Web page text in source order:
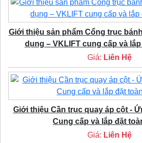
Giới thiệu sản phẩm Cổng trục
dụng – VKLIFT cung cấp và
Giá: Liên Hệ
Giới thiệu Cần trục quay áp cột -
Cung cấp và lắp đặt
Giá: Liên Hệ